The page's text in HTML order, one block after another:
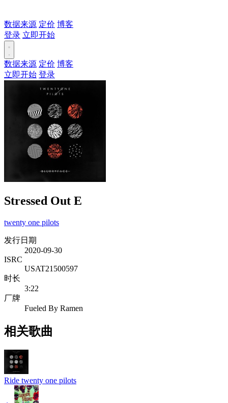
数据来源 定价 博客
登录 立即开始
数据来源 定价 博客
立即开始 登录
Stressed Out E
twenty one pilots
发行日期
2020-09-30
ISRC
USAT21500597
时长
3:22
厂牌
Fueled By Ramen
相关歌曲
Ride twenty one pilots